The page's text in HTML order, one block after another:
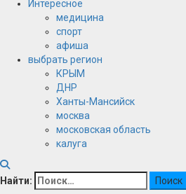
Интересное
медицина
спорт
афиша
выбрать регион
КРЫМ
ДНР
Ханты-Мансийск
москва
московская область
калуга
Найти: